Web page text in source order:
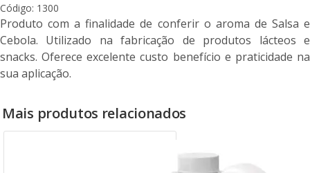
Código: 1300
Produto com a finalidade de conferir o aroma de Salsa e
Cebola. Utilizado na fabricação de produtos lácteos e
snacks. Oferece excelente custo benefício e praticidade na
sua aplicação.
Mais produtos relacionados